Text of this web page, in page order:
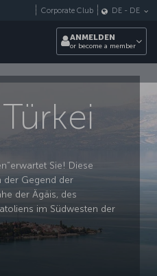
Corporate Club DE - DE
ANMELDEN
or become a member
Sie! Diese
der Gegend der
der Ägäis, des
im Südwesten der